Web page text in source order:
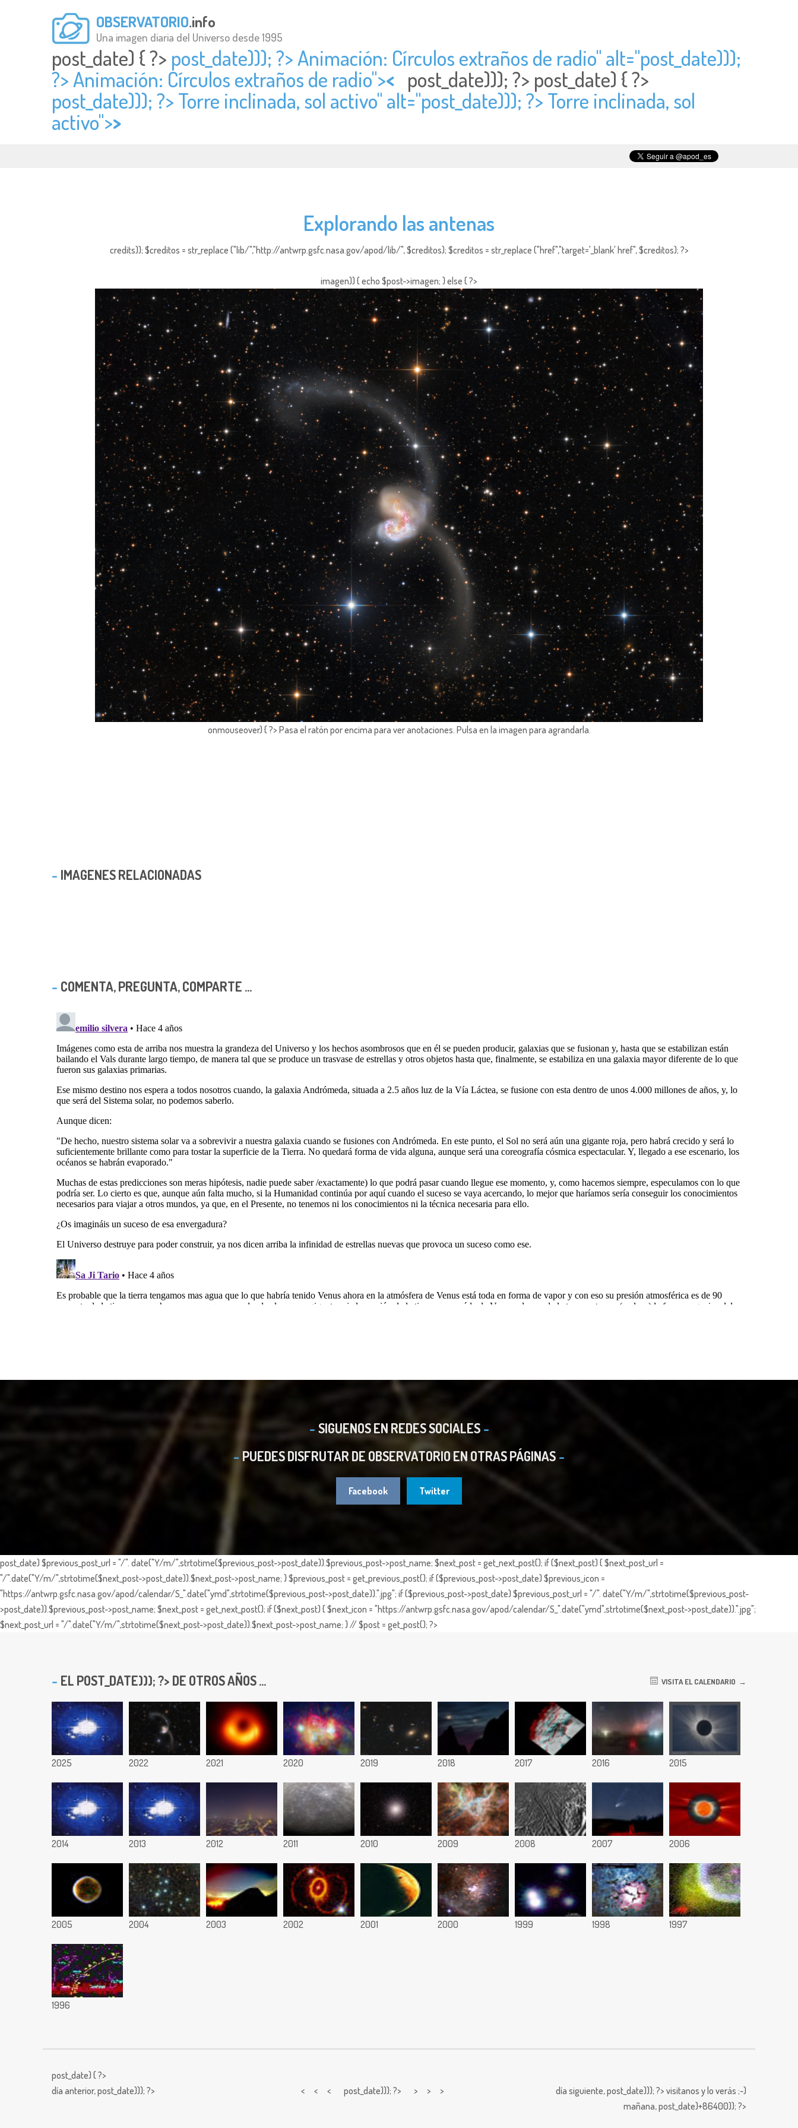
OBSERVATORIO.info
Una imagen diaria del Universo desde 1995
post_date) { ?> post_date))); ?> Animación: Círculos extraños de radio" alt="post_date)));
?> Animación: Círculos extraños de radio">< post_date))); ?> post_date) { ?>
post_date))); ?> Torre inclinada, sol activo" alt="post_date))); ?> Torre inclinada, sol
activo">>
Explorando las antenas
credits)); $creditos = str_replace ("lib/","http://antwrp.gsfc.nasa.gov/apod/lib/", $creditos); $creditos = str_replace ("href","target='_blank' href", $creditos); ?>
imagen)) { echo $post->imagen; } else { ?>
onmouseover) { ?> Pasa el ratón por encima para ver anotaciones. Pulsa en la imagen para agrandarla.
IMAGENES RELACIONADAS
COMENTA, PREGUNTA, COMPARTE ...
SIGUENOS EN REDES SOCIALES
PUEDES DISFRUTAR DE OBSERVATORIO EN OTRAS PÁGINAS
Facebook Twitter
post_date) $previous_post_url = "/". date("Y/m/",strtotime($previous_post->post_date)).$previous_post->post_name; $next_post = get_next_post(); if ($next_post) { $next_post_url =
"/".date("Y/m/",strtotime($next_post->post_date)).$next_post->post_name; } $previous_post = get_previous_post(); if ($previous_post->post_date) $previous_icon =
"https://antwrp.gsfc.nasa.gov/apod/calendar/S_".date("ymd",strtotime($previous_post->post_date)).".jpg"; if ($previous_post->post_date) $previous_post_url = "/". date("Y/m/",strtotime($previous_post-
>post_date)).$previous_post->post_name; $next_post = get_next_post(); if ($next_post) { $next_icon = "https://antwrp.gsfc.nasa.gov/apod/calendar/S_".date("ymd",strtotime($next_post->post_date)).".jpg";
$next_post_url = "/".date("Y/m/",strtotime($next_post->post_date)).$next_post->post_name; } // $post = get_post(); ?>
EL POST_DATE))); ?> DE OTROS AÑOS ... VISITA EL CALENDARIO
2025 2022 2021 2020 2019 2018 2017 2016 2015
2014 2013 2012 2011 2010 2009 2008 2007 2006
2005 2004 2003 2002 2001 2000 1999 1998 1997
1996
post_date) { ?>
día anterior,post_date))); ?> < < < post_date))); ?> > > > día siguiente,post_date))); ?> visitanos y lo verás ;-)
mañana,post_date)+86400)); ?>